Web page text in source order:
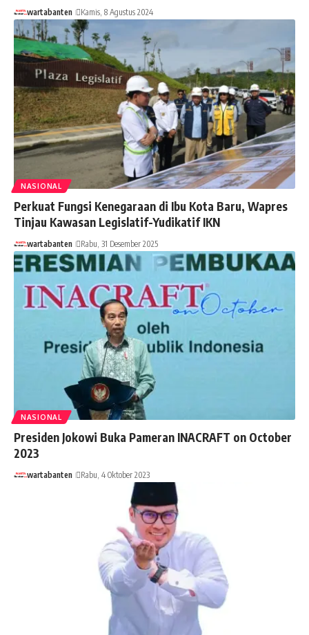
wartabanten Kamis, 8 Agustus 2024
NASIONAL
Perkuat Fungsi Kenegaraan di Ibu Kota Baru, Wapres
Tinjau Kawasan Legislatif-Yudikatif IKN
wartabanten Rabu, 31 Desember 2025
NASIONAL
Presiden Jokowi Buka Pameran INACRAFT on October
2023
wartabanten Rabu, 4 Oktober 2023